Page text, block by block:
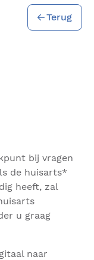
Terug
bij vragen
de huisarts*
heeft, zal
u graag
naar